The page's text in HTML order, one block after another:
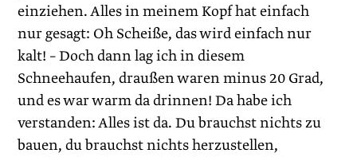
einziehen. Alles in meinem Kopf hat einfach
nur gesagt: Oh Scheiße, das wird einfach nur
kalt! – Doch dann lag ich in diesem
Schneehaufen, draußen waren minus 20 Grad,
und es war warm da drinnen! Da habe ich
verstanden: Alles ist da. Du brauchst nichts zu
bauen, du brauchst nichts herzustellen,